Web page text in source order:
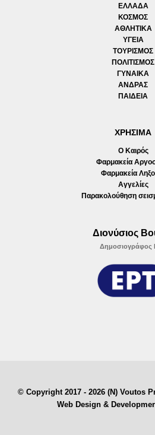
ΕΛΛΑΔΑ
ΚΟΣΜΟΣ
ΑΘΛΗΤΙΚΑ
ΥΓΕΙΑ
ΤΟΥΡΙΣΜΟΣ
ΠΟΛΙΤΙΣΜΟΣ
ΓΥΝΑΙΚΑ
ΑΝΔΡΑΣ
ΠΑΙΔΕΙΑ
ΧΡΗΣΙΜΑ
Ο Καιρός
Φαρμακεία
Φαρμακεία
Αγγελίες
Παρακολούθηση
Διονύσιος
Δημοσιογράφος
© Copyright 2017 - 2026 (N) Voutos
Web Design &